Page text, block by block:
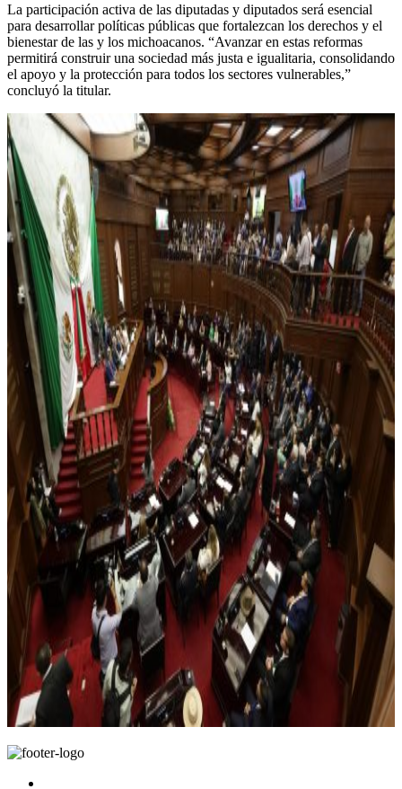
La participación activa de las diputadas y diputados será esencial
para desarrollar políticas públicas que fortalezcan los derechos y el
bienestar de las y los michoacanos. “Avanzar en estas reformas
permitirá construir una sociedad más justa e igualitaria, consolidando
el apoyo y la protección para todos los sectores vulnerables,”
concluyó la titular.